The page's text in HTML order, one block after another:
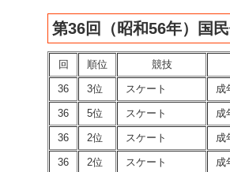
第36回（昭和56年）国
回 順位 競技
36 3位 スケート 成
36 5位 スケート 成
36 2位 スケート 成
36 2位 スケート 成